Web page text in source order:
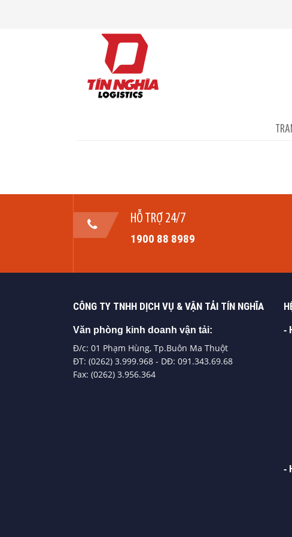
HỖ TRỢ 24/7
1900 88 8989
CÔNG TY TNHH DỊCH VỤ & VẬN TẢI TÍN NGHĨA
Văn phòng kinh doanh vận tải:
Đ/c: 01 Phạm Hùng, Tp.Buôn Ma Thuột
ĐT: (0262) 3.999.968 - DĐ: 091.343.69.68
Fax: (0262) 3.956.364
-
-